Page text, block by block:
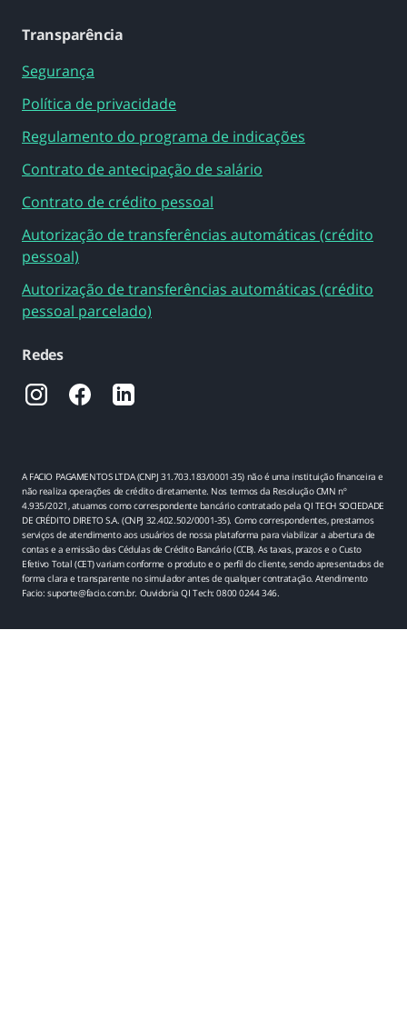
Transparência
Segurança
Política de privacidade
Regulamento do programa de indicações
Contrato de antecipação de salário
Contrato de crédito pessoal
Autorização de transferências automáticas (crédito
pessoal)
Autorização de transferências automáticas (crédito
pessoal parcelado)
Redes
A FACIO PAGAMENTOS LTDA (CNPJ 31.703.183/0001-35) não é uma instituição financeira e
não realiza operações de crédito diretamente. Nos termos da Resolução CMN nº
4.935/2021, atuamos como correspondente bancário contratado pela QI TECH SOCIEDADE
DE CRÉDITO DIRETO S.A. (CNPJ 32.402.502/0001-35). Como correspondentes, prestamos
serviços de atendimento aos usuários de nossa plataforma para viabilizar a abertura de
contas e a emissão das Cédulas de Crédito Bancário (CCB). As taxas, prazos e o Custo
Efetivo Total (CET) variam conforme o produto e o perfil do cliente, sendo apresentados de
forma clara e transparente no simulador antes de qualquer contratação. Atendimento
Facio: suporte@facio.com.br. Ouvidoria QI Tech: 0800 0244 346.